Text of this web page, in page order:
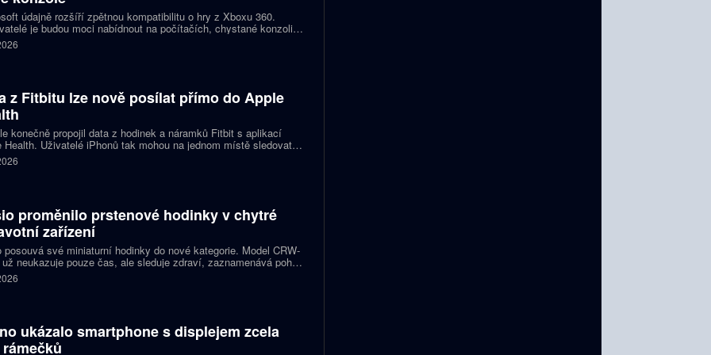
údajně rozšíří zpětnou kompatibilitu o hry z Xboxu 360.
je budou moci nabídnout na počítačích, chystané konzoli
Helix i přenosných zařízeních. První tituly by mohly dorazit
let 2027 a 2028.
z Fitbitu lze nově posílat přímo do Apple
konečně propojil data z hodinek a náramků Fitbit s aplikací
Health. Uživatelé iPhonů tak mohou na jednom místě sledovat
cvičení, spánek i zdravotní údaje. Novinka odstraňuje omezení,
bylo dosud nutné využívat pomocné aplikace nebo jiné
proměnilo prstenové hodinky v chytré
zařízení
posouvá své miniaturní hodinky do nové kategorie. Model CRW-
už neukazuje pouze čas, ale sleduje zdraví, zaznamenává pohyb
na dění v telefonu. Celokovový prsten tak spojuje digitální
šperk a chytré zařízení, které může uživatel nosit po celý den.
ukázalo smartphone s displejem zcela
rámečků